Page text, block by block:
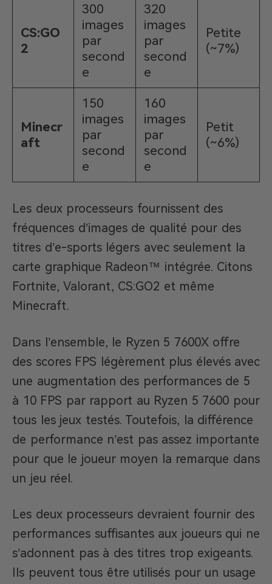
CS:GO
2
300
images
par
second
e
320
images
par
second
e
Petite
(~7%)
Minecr
aft
150
images
par
second
e
160
images
par
second
e
Petit
(~6%)
Les deux processeurs fournissent des
fréquences d’images de qualité pour des
titres d’e-sports légers avec seulement la
carte graphique Radeon™ intégrée. Citons
Fortnite, Valorant, CS:GO2 et même
Minecraft.
Dans l’ensemble, le Ryzen 5 7600X offre
des scores FPS légèrement plus élevés avec
une augmentation des performances de 5
à 10 FPS par rapport au Ryzen 5 7600 pour
tous les jeux testés. Toutefois, la différence
de performance n’est pas assez importante
pour que le joueur moyen la remarque dans
un jeu réel.
Les deux processeurs devraient fournir des
performances suffisantes aux joueurs qui ne
s’adonnent pas à des titres trop exigeants.
Ils peuvent tous être utilisés pour un usage